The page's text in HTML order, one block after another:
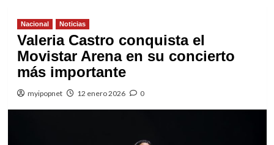
Nacional Noticias
Valeria Castro conquista el
Movistar Arena en su concierto
más importante
myipopnet 12 enero 2026 0